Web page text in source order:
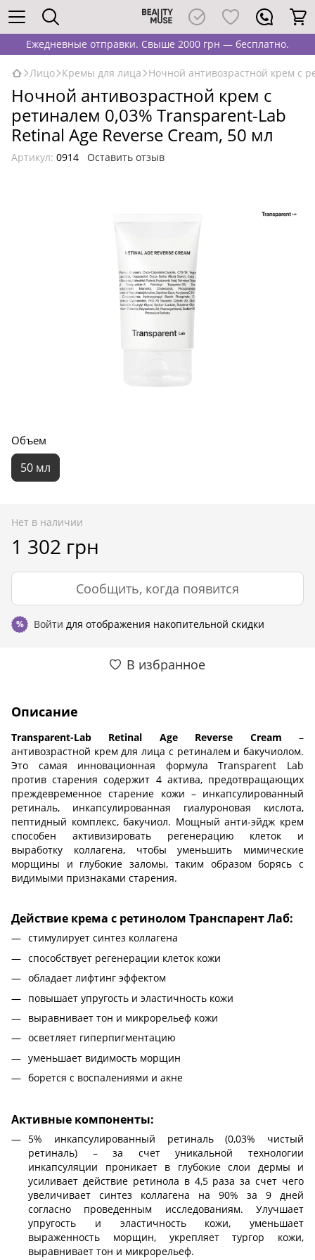
Ежедневные отправки. Свыше 2000 грн — бесплатно.
Лицо Кремы для лица Ночной антивозрастной крем с
Ночной антивозрастной крем с
ретиналем 0,03% Transparent-Lab
Retinal Age Reverse Cream, 50 мл
Артикул: 0914 Оставить отзыв
Объем
50 мл
Нет в наличии
1 302 грн
Сообщить, когда появится
% Войти для отображения накопительной скидки
В избранное
Описание
Transparent-Lab Retinal Age Reverse Cream –
антивозрастной крем для лица с ретиналем и бакучиолом.
Это самая инновационная формула Transparent Lab
против старения содержит 4 актива, предотвращающих
преждевременное старение кожи – инкапсулированный
ретиналь, инкапсулированная гиалуроновая кислота,
пептидный комплекс, бакучиол. Мощный анти-эйдж крем
способен активизировать регенерацию клеток и
выработку коллагена, чтобы уменьшить мимические
морщины и глубокие заломы, таким образом борясь с
видимыми признаками старения.
Действие крема с ретинолом Транспарент Лаб:
стимулирует синтез коллагена
способствует регенерации клеток кожи
обладает лифтинг эффектом
повышает упругость и эластичность кожи
выравнивает тон и микрорельеф кожи
осветляет гиперпигментацию
уменьшает видимость морщин
борется с воспалениями и акне
Активные компоненты:
5% инкапсулированный ретиналь (0,03% чистый
ретиналь) – за счет уникальной технологии
инкапсуляции проникает в глубокие слои дермы и
усиливает действие ретинола в 4,5 раза за счет чего
увеличивает синтез коллагена на 90% за 9 дней
согласно проведенным исследованиям. Улучшает
упругость и эластичность кожи, уменьшает
выраженность морщин, укрепляет тургор кожи,
выравнивает тон и микрорельеф.